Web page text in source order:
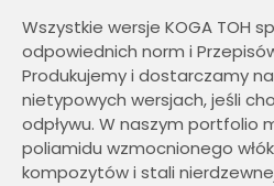
Wszystkie wersje KOGA TOH
odpowiednich norm i
Produkujemy i dostarczamy
nietypowych wersjach, jeśli
odpływu. W naszym portfolio
poliamidu wzmocnionego
kompozytów i stali